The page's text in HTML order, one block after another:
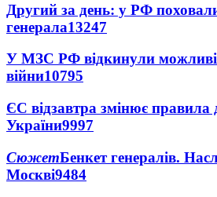
Другий за день: у РФ
генерала13247
У МЗС РФ відкинули
війни10795
ЄС відзавтра змінює правила
України9997
СюжетБенкет генералів.
Москві9484